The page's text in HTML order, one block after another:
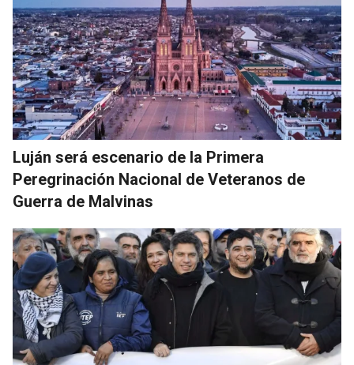
Luján será escenario de la Primera
Peregrinación Nacional de Veteranos de
Guerra de Malvinas